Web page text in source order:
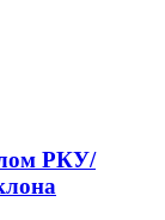
РКУ/